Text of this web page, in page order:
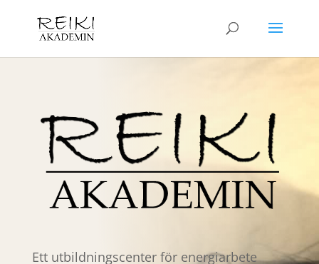
Ett utbildningscenter för energiarbete